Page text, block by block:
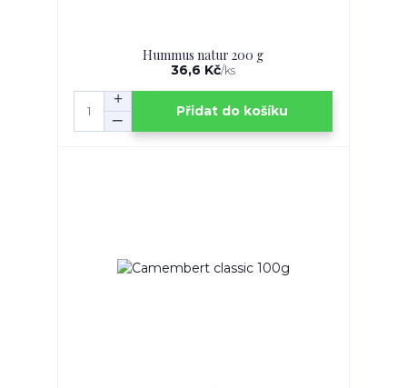
Hummus natur 200 g
36,6 Kč/ks
Přidat do košíku